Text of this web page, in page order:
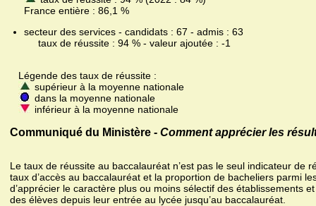
France entière : 86,1 %
secteur des services - candidats : 67 - admis : 63
taux de réussite : 94 % - valeur ajoutée : -1
Légende des taux de réussite :
supérieur à la moyenne nationale
dans la moyenne nationale
inférieur à la moyenne nationale
Communiqué du Ministère - Comment apprécier les
Le taux de réussite au baccalauréat n’est pas le seul indicateur de
taux d’accès au baccalauréat et la proportion de bacheliers parmi
d’apprécier le caractère plus ou moins sélectif des établissements
des élèves depuis leur entrée au lycée jusqu’au baccalauréat.